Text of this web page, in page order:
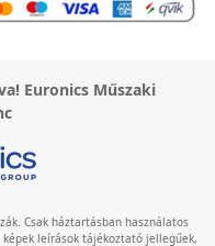
Euronics Műszaki
Csak háztartásban használatos
leírások tájékoztató jellegűek,